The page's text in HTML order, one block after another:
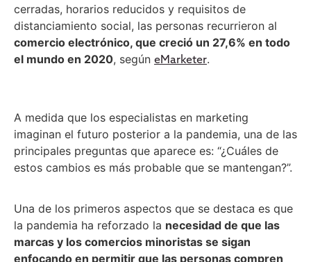
cerradas, horarios reducidos y requisitos de
distanciamiento social, las personas recurrieron al
comercio electrónico, que creció un 27,6% en todo
el mundo en 2020, según eMarketer.
A medida que los especialistas en marketing
imaginan el futuro posterior a la pandemia, una de las
principales preguntas que aparece es: “¿Cuáles de
estos cambios es más probable que se mantengan?”.
Una de los primeros aspectos que se destaca es que
la pandemia ha reforzado la necesidad de que las
marcas y los comercios minoristas se sigan
enfocando en permitir que las personas compren